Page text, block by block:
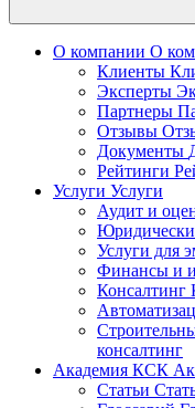
О компании О
Клиенты
Эксперты
Партнеры
Отзывы
Документы
Рейтинги
Услуги Услуги
Аудит и
Услуги для
Финансы и
Консалтинг
консалтинг
Академия КСК
Статьи